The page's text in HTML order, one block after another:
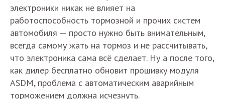
электроники никак не влияет на
работоспособность тормозной и прочих систем
автомобиля — просто нужно быть внимательным,
всегда самому жать на тормоз и не рассчитывать,
что электроника сама всё сделает. Ну а после того,
как дилер бесплатно обновит прошивку модуля
ASDM, проблема с автоматическим аварийным
торможением должна исчезнуть.